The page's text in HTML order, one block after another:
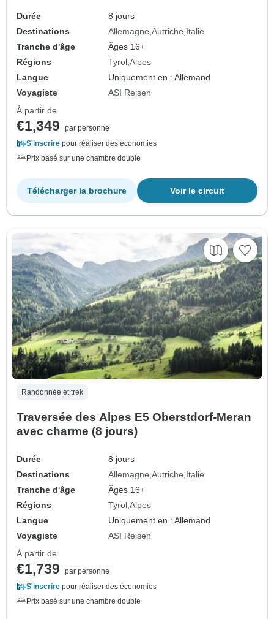
Durée
8 jours
Destinations
Allemagne Autriche Italie
Tranche d'âge
Âges 16+
Régions
Tyrol Alpes
Langue
Uniquement en : Allemand
Voyagiste
ASI Reisen
À partir de
€1,349
par personne
S'inscrire pour réaliser des économies
Prix basé sur une chambre double
Voir le circuit
Télécharger la brochure
Randonnée et trek
Traversée des Alpes E5 Oberstdorf-Meran
avec charme (8 jours)
Durée
8 jours
Destinations
Allemagne Autriche Italie
Tranche d'âge
Âges 16+
Régions
Tyrol Alpes
Langue
Uniquement en : Allemand
Voyagiste
ASI Reisen
À partir de
€1,739
par personne
S'inscrire pour réaliser des économies
Prix basé sur une chambre double